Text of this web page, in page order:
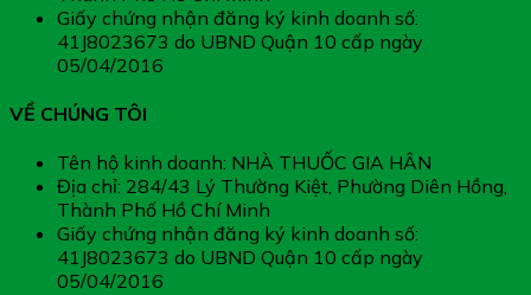
Giấy chứng nhận đăng ký kinh doanh số:
41J8023673 do UBND Quận 10 cấp ngày
05/04/2016
VỀ CHÚNG TÔI
Tên hộ kinh doanh: NHÀ THUỐC GIA HÂN
Địa chỉ: 284/43 Lý Thường Kiệt, Phường Diên Hồng,
Thành Phố Hồ Chí Minh
Giấy chứng nhận đăng ký kinh doanh số:
41J8023673 do UBND Quận 10 cấp ngày
05/04/2016